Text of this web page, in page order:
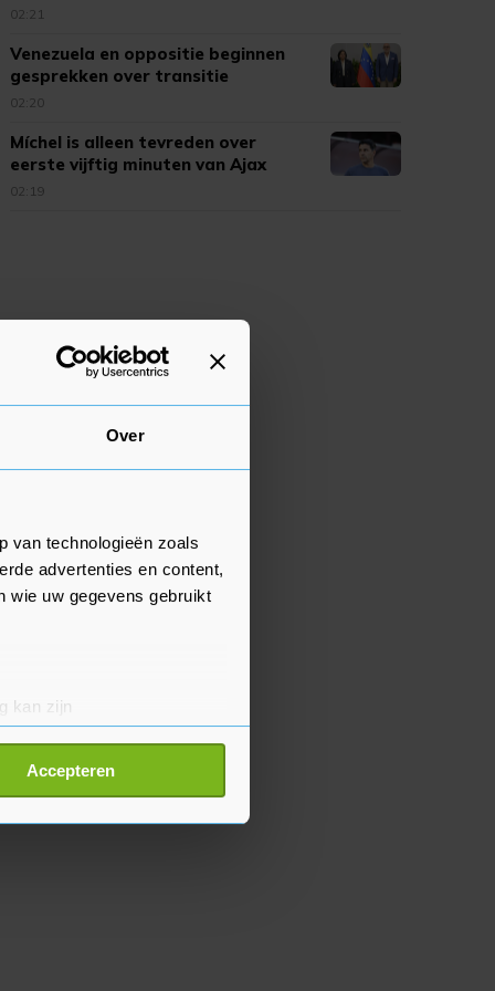
Over
van technologieën zoals
advertenties en content,
wie uw gegevens gebruikt
kan zijn
detailgedeelte
Accepteren
02:21
Venezuela en oppositie beginnen
gesprekken over transitie
02:20
Míchel is alleen tevreden over
eerste vijftig minuten van Ajax
02:19